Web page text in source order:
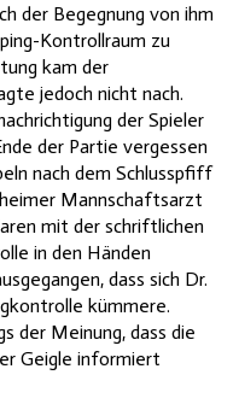
der Begegnung von ihm
Kontrollraum zu
kam der
jedoch nicht nach.
der Spieler
der Partie vergessen
nach dem Schlusspfiff
Mannschaftsarzt
mit der schriftlichen
in den Händen
dass sich Dr.
kümmere.
der Meinung, dass die
Geigle informiert